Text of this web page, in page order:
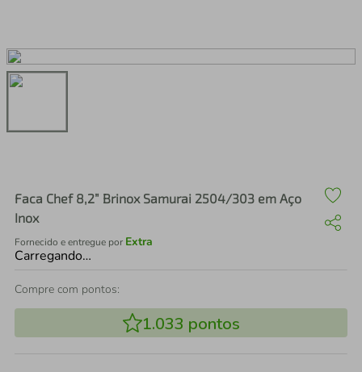
Faca Chef 8,2” Brinox Samurai 2504/303 em Aço
Inox
Fornecido e entregue por Extra
Carregando…
Compre com pontos:
1.033 pontos
3º